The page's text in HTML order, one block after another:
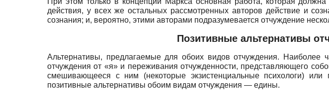
действия, у всех же остальных рассмотренных авторов действие и
сознания; и, вероятно, этими авторами подразумевается отчуждение
Позитивные альтернативы
Альтернативы, предлагаемые для обоих видов отчуждения. Наиболее
отчуждения от «я» и переживания отчужденности, представляющего
смешивающееся с ним (некоторые экзистенциальные психологи)
позитивные альтернативы обоим видам отчуждения — едины.